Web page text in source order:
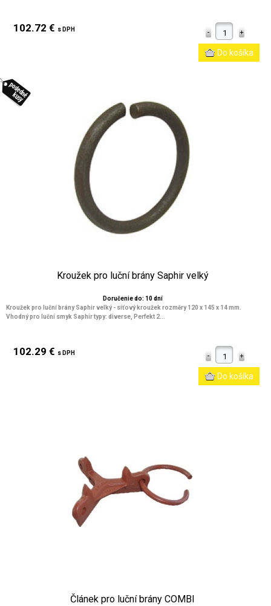
102.72 € s DPH
Kroužek pro luční brány Saphir velký
Doručenie do: 10 dní
Kroužek pro luční brány Saphir velký - síťový kroužek rozměry 120 x 145 x 14 mm.
Vhodný pro luční smyk Saphir typy: diverse, Perfekt 2...
102.29 € s DPH
Článek pro luční brány COMBI